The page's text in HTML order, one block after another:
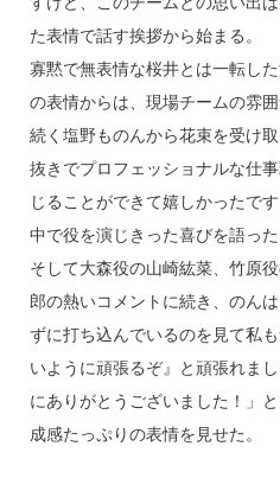
た表情で話す挨拶から始まる。
寡黙で無表情な桜井とは一転し
の表情からは、現場チームの雰
続く塩野ものんから花束を受け
抜きでプロフェッショナルな仕
じることができて嬉しかったで
中で役を演じきった喜びを語った
そして大森役の山崎紘菜、竹原
郎の熱いコメントに続き、のん
ずに打ち込んでいるのを見て私
いように頑張るぞ』と頑張れま
にありがとうございました！」
成感たっぷりの表情を見せた。